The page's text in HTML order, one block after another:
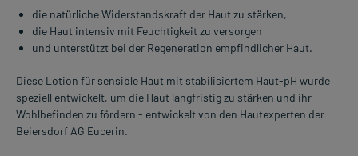
die natürliche Widerstandskraft der Haut zu stärken,
die Haut intensiv mit Feuchtigkeit zu versorgen
und unterstützt bei der Regeneration empfindlicher Haut.
Diese Lotion für sensible Haut mit stabilisiertem Haut-pH wurde
speziell entwickelt, um die Haut langfristig zu stärken und ihr
Wohlbefinden zu fördern - entwickelt von den Hautexperten der
Beiersdorf AG Eucerin.